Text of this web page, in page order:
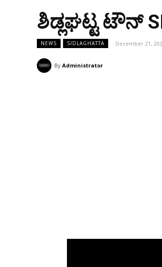
ಶಿಡ್ಲಘಟ್ಟ ಟೌನ್
NEWS SIDLAGHATTA December 21,
By Administrator